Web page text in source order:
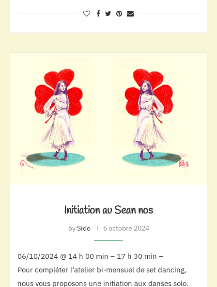
Initiation au Sean nos
bySido 6 octobre 2024
06/10/2024 @ 14 h 00 min – 17 h 30 min –
Pour compléter l’atelier bi-mensuel de set dancing,
nous vous proposons une initiation aux danses solo.